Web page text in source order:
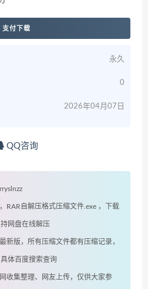
支付下载
永久
0
2026年04月07日
QQ咨询
RAR自解压格式压缩文件.exe ，下载
网盘在线解压
新版，所有压缩文件都有压缩记录，
体百度搜索查询
收集整理、网友上传，仅供大家参